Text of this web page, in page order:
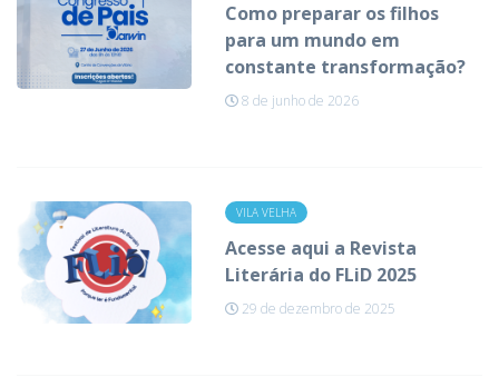
Como preparar os filhos
para um mundo em
constante transformação?
8 de junho de 2026
VILA VELHA
Acesse aqui a Revista
Literária do FLiD 2025
29 de dezembro de 2025